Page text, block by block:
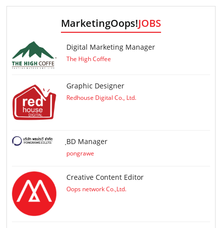
MarketingOops!JOBS
Digital Marketing Manager
The High Coffee
Graphic Designer
Redhouse Digital Co., Ltd.
ฺBD Manager
pongrawe
Creative Content Editor
Oops network Co.,Ltd.